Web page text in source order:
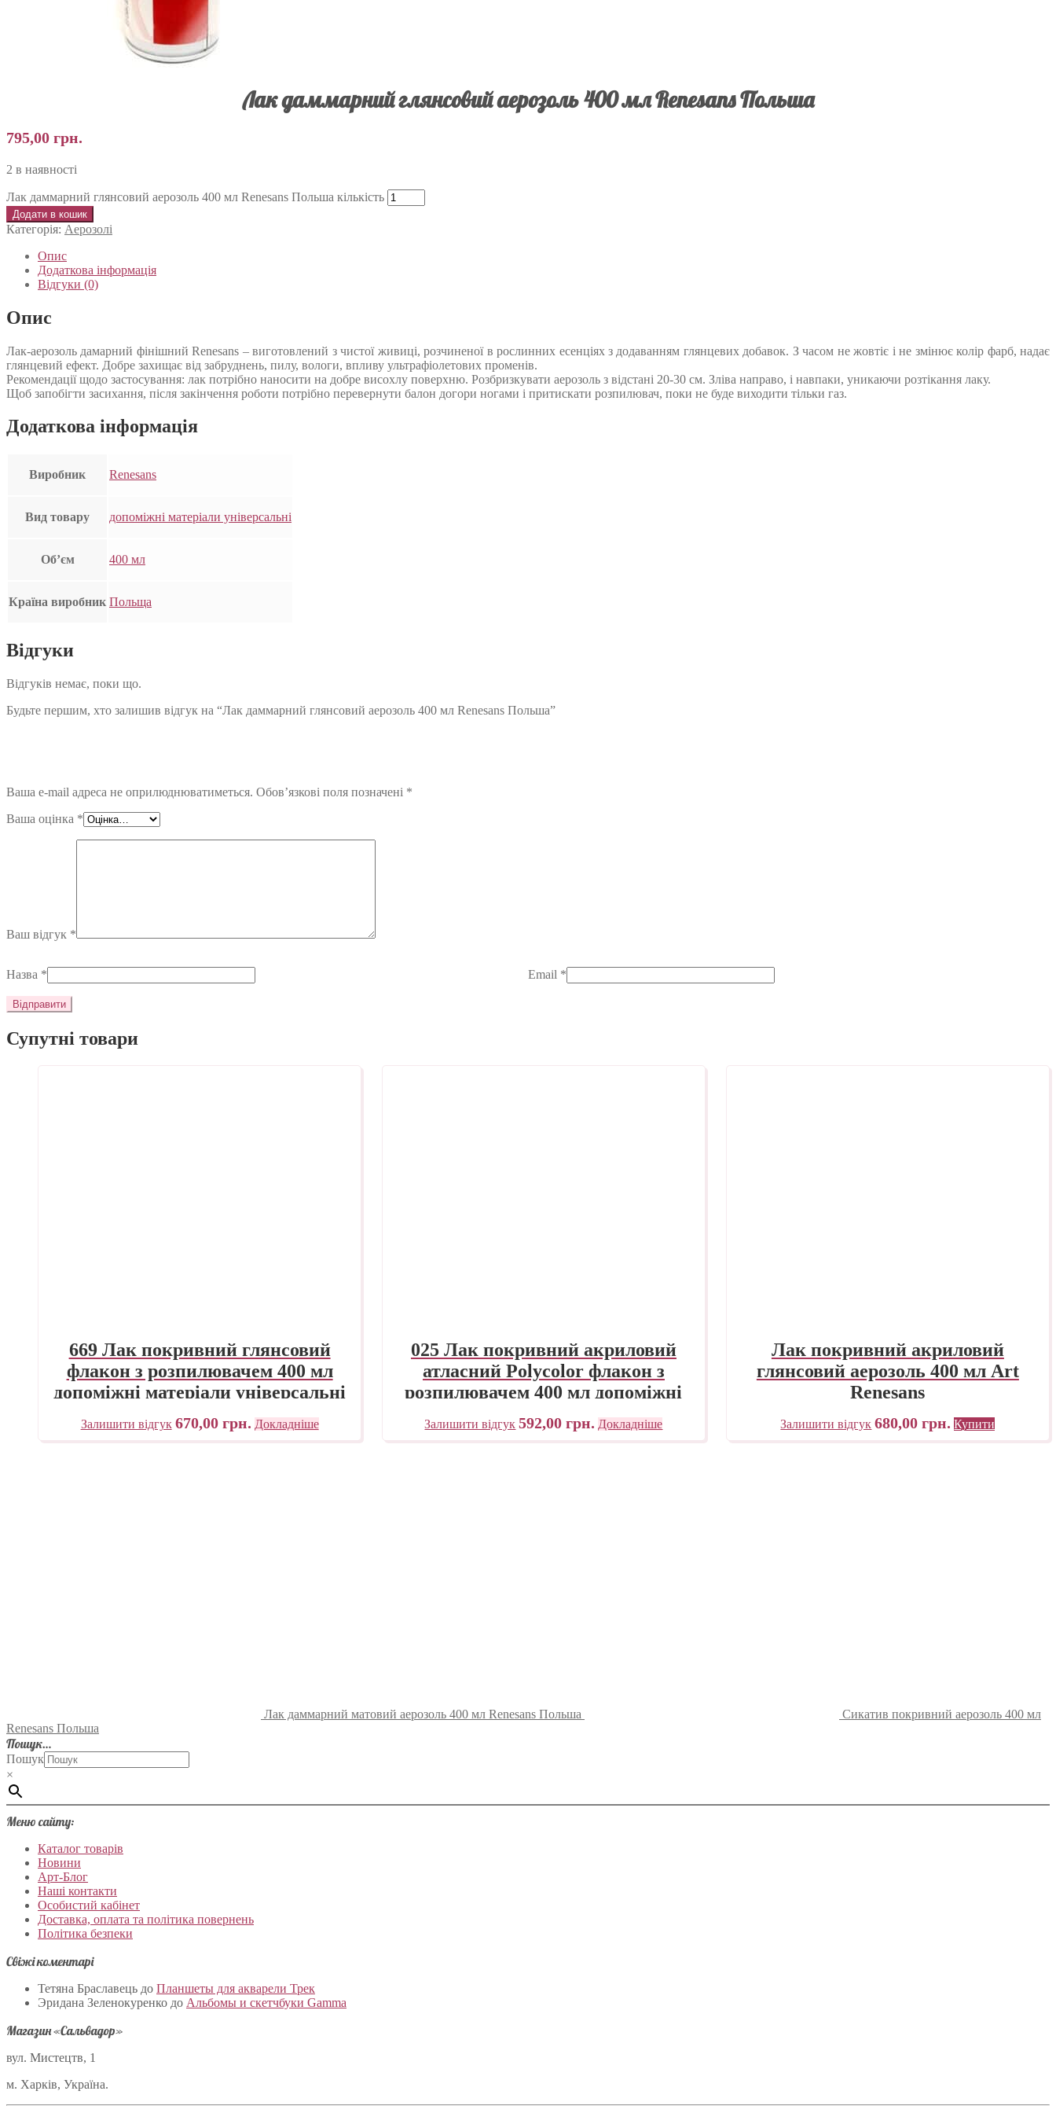
Лак даммарний глянсовий аерозоль 400 мл Renesans Польша
795,00 грн.
2 в наявності
Лак даммарний глянсовий аерозоль 400 мл Renesans Польша кількість
Додати в кошик
Категорія: Аерозолі
Опис
Додаткова інформація
Відгуки (0)
Опис
Лак-аерозоль дамарний фінішний Renesans – виготовлений з чистої живиці, розчиненої в рослинних есенціях з додаванням глянцевих добавок. З часом не жовтіє і не змінює колір фарб, надає
глянцевий ефект. Добре захищає від забруднень, пилу, вологи, впливу ультрафіолетових променів.
Рекомендації щодо застосування: лак потрібно наносити на добре висохлу поверхню. Розбризкувати аерозоль з відстані 20-30 см. Зліва направо, і навпаки, уникаючи розтікання лаку.
Щоб запобігти засихання, після закінчення роботи потрібно перевернути балон догори ногами і притискати розпилювач, поки не буде виходити тільки газ.
Додаткова інформація
Виробник Renesans
Вид товару допоміжні матеріали універсальні
Об’єм 400 мл
Країна виробник Польща
Відгуки
Відгуків немає, поки що.
Будьте першим, хто залишив відгук на “Лак даммарний глянсовий аерозоль 400 мл Renesans Польша”
Ваша e-mail адреса не оприлюднюватиметься. Обов’язкові поля позначені *
Ваша оцінка *
Ваш відгук *
Назва * Email *
Супутні товари
669 Лак покривний глянсовий
флакон з розпилювачем 400 мл
допоміжні матеріали універсальні
Maimeri Італія
Залишити відгук 670,00 грн. Докладніше
025 Лак покривний акриловий
атласний Polycolor флакон з
розпилювачем 400 мл допоміжні
матеріали універсальні Maimeri
Італія
Залишити відгук 592,00грн. Докладніше
Лак покривний акриловий
глянсовий аерозоль 400 мл Art
Renesans
Залишити відгук 680,00грн. Купити
Лак даммарний матовий аерозоль 400 мл Renesans Польша
Сикатив покривний аерозоль 400 мл
Renesans Польша
Пошук…
Пошук
×
Меню сайту:
Каталог товарів
Новини
Арт-Блог
Наші контакти
Особистий кабінет
Доставка, оплата та політика повернень
Політика безпеки
Свіжі коментарі
Тетяна Браславець до Планшеты для акварели Трек
Эридана Зеленокуренко до Альбомы и скетчбуки Gamma
Магазин «Сальвадор»
вул. Мистецтв, 1
м. Харків, Україна.